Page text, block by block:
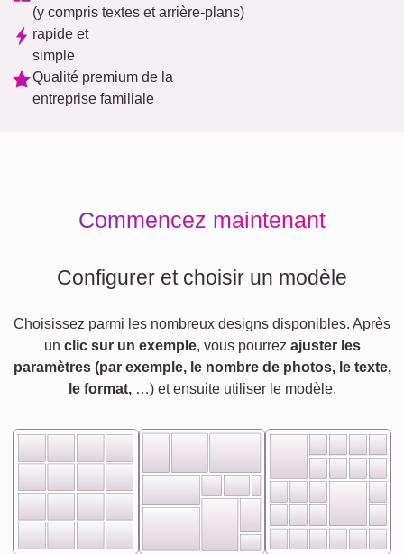
(y compris textes et arrière-plans)
rapide et
simple
Qualité premium de la
entreprise familiale
Commencez maintenant
Configurer et choisir un modèle
Choisissez parmi les nombreux designs disponibles. Après
un clic sur un exemple, vous pourrez ajuster les
paramètres (par exemple, le nombre de photos, le texte,
le format,…) et ensuite utiliser le modèle.